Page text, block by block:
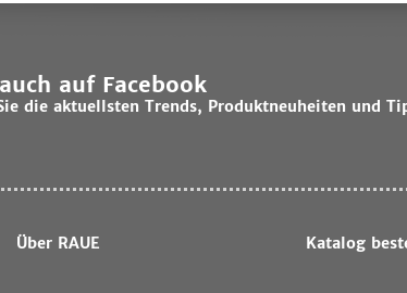
auf Facebook
die aktuellsten Trends, Produktneuheiten und
Über RAUE Katalog